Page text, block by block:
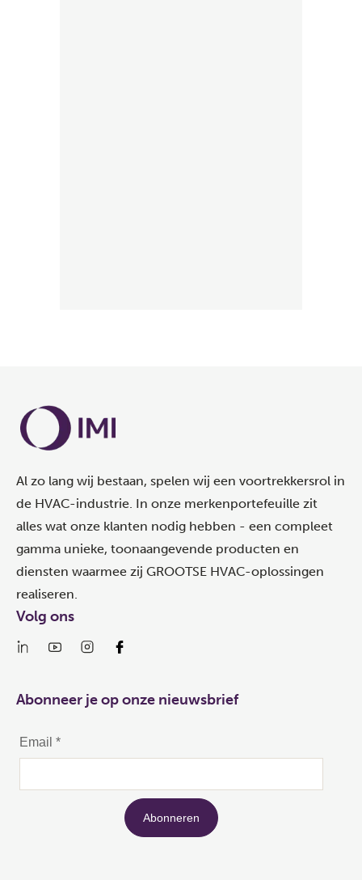
Al zo lang wij bestaan, spelen wij een voortrekkersrol in
de HVAC-industrie. In onze merkenportefeuille zit
alles wat onze klanten nodig hebben - een compleet
gamma unieke, toonaangevende producten en
diensten waarmee zij GROOTSE HVAC-oplossingen
realiseren.
Volg ons
Abonneer je op onze nieuwsbrief